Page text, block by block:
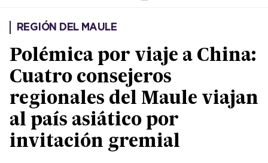
REGIÓN DEL MAULE
Polémica por viaje a China:
Cuatro consejeros
regionales del Maule viajan
al país asiático por
invitación gremial